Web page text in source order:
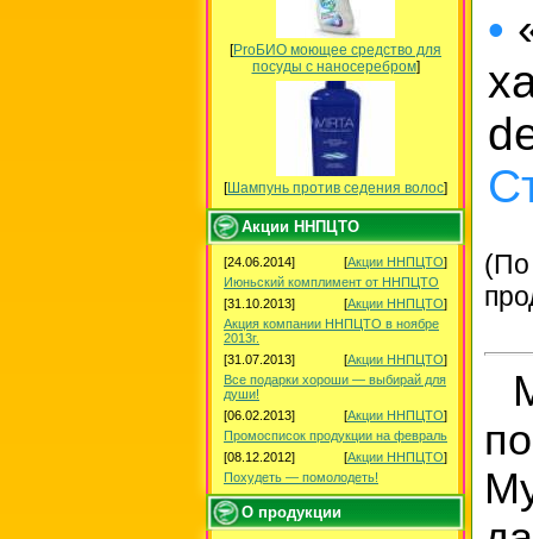
[ProБИО моющее средство для
посуды c наносеребром]
[Шампунь против седения волос]
Акции ННПЦТО
[24.06.2014] [Акции ННПЦТО]
Июньский комплимент от ННПЦТО
[31.10.2013]
[Акции ННПЦТО]
Акция компании ННПЦТО в ноябре
2013г.
[31.07.2013]
[Акции ННПЦТО]
Все подарки хороши — выбирай для
души!
[06.02.2013]
[Акции ННПЦТО]
Промосписок продукции на февраль
[08.12.2012]
[Акции ННПЦТО]
Похудеть — помолодеть!
О продукции
•
(По